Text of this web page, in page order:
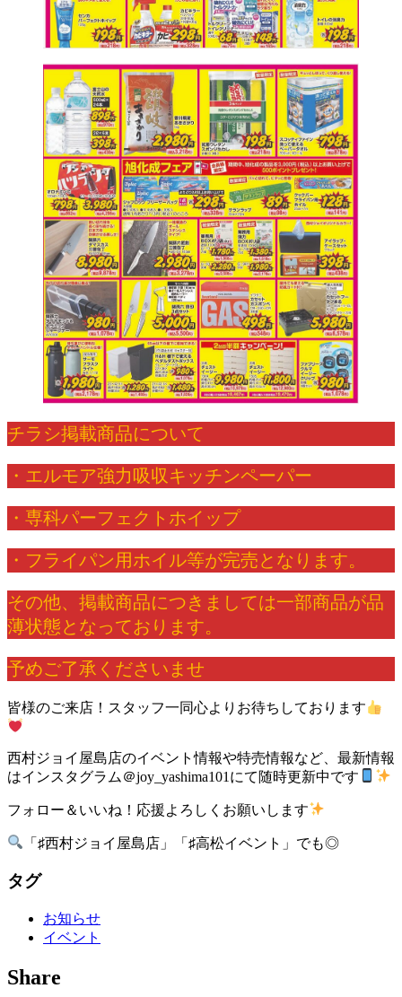
チラシ掲載商品について
・エルモア強力吸収キッチンペーパー
・専科パーフェクトホイップ
・フライパン用ホイル等が完売となります。
その他、掲載商品につきましては一部商品が品
薄状態となっております。
予めご了承くださいませ
皆様のご来店！スタッフ一同心よりお待ちしております
西村ジョイ屋島店のイベント情報や特売情報など、最新情報
はインスタグラム＠joy_yashima101にて随時更新中です
フォロー＆いいね！応援よろしくお願いします
「♯西村ジョイ屋島店」「♯高松イベント」でも◎
タグ
お知らせ
イベント
Share